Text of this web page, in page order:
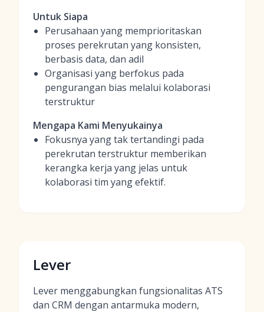
Untuk Siapa
Perusahaan yang memprioritaskan
proses perekrutan yang konsisten,
berbasis data, dan adil
Organisasi yang berfokus pada
pengurangan bias melalui kolaborasi
terstruktur
Mengapa Kami Menyukainya
Fokusnya yang tak tertandingi pada
perekrutan terstruktur memberikan
kerangka kerja yang jelas untuk
kolaborasi tim yang efektif.
Lever
Lever menggabungkan fungsionalitas ATS
dan CRM dengan antarmuka modern,